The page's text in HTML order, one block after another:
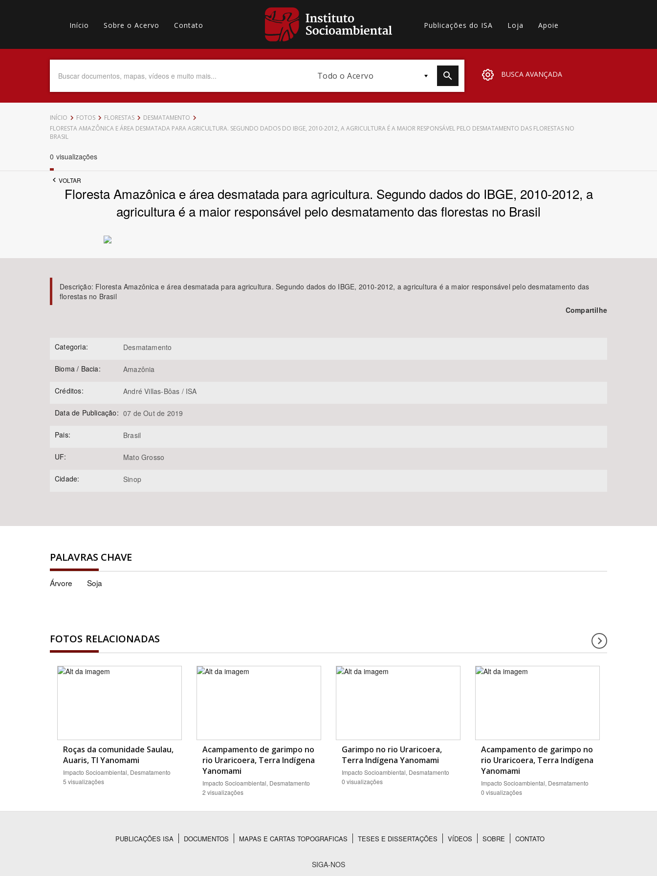
Main
navigation
Início Sobre o Acervo Contato
secundário
Publicações do ISA Loja Apoie
Todo o Acervo BUSCA AVANÇADA
Data do Documento Até
Subtema
INÍCIO FOTOS FLORESTAS
DESMATAMENTO
FLORESTA AMAZÔNICA E ÁREA DESMATADA PARA AGRICULTURA. SEGUNDO DADOS DO IBGE, 2010-2012, A AGRICULTURA É A MAIOR RESPONSÁVEL PELO DESMATAMENTO DAS FLORESTAS NO
BRASIL
0 visualizações
VOLTAR
Floresta Amazônica e área desmatada para agricultura. Segundo dados do IBGE, 2010-2012, a
agricultura é a maior responsável pelo desmatamento das florestas no Brasil
Descrição: Floresta Amazônica e área desmatada para agricultura. Segundo dados do IBGE, 2010-2012, a agricultura é a maior responsável pelo desmatamento das
florestas no Brasil
Compartilhe
Categoria: Desmatamento
Bioma / Bacia: Amazônia
Créditos: André Villas-Bôas / ISA
Data de Publicação: 07 de Out de 2019
Pais: Brasil
UF: Mato Grosso
Cidade: Sinop
PALAVRAS CHAVE
Árvore Soja
FOTOS RELACIONADAS
Roças da comunidade Saulau,
Auaris, TI Yanomami
Impacto Socioambiental, Desmatamento
5 visualizações
Acampamento de garimpo no
rio Uraricoera, Terra Indígena
Yanomami
Impacto Socioambiental, Desmatamento
2 visualizações
Garimpo no rio Uraricoera,
Terra Indígena Yanomami
Impacto Socioambiental, Desmatamento
0 visualizações
Acampamento de garimpo no
rio Uraricoera, Terra Indígena
Yanomami
Impacto Socioambiental, Desmatamento
0 visualizações
PUBLICAÇÕES ISA DOCUMENTOS MAPAS E CARTAS TOPOGRAFICAS TESES E DISSERTAÇÕES VÍDEOS SOBRE CONTATO
SIGA-NOS